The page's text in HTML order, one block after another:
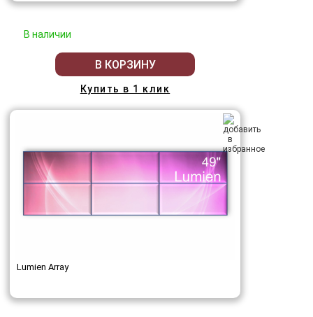
В наличии
В КОРЗИНУ
Купить в 1 клик
Lumien Array